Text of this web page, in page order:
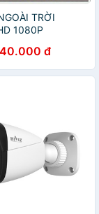
TRỜI
1080P
đ